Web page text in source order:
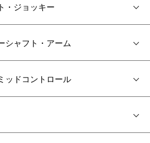
・ジョッキー
シャフト・アーム
ッドコントロール